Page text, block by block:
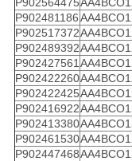
Р902481186
Р902517372
Р902489392
Р902427561
Р902422260
Р902422425
Р902416922
Р902413380
Р902461530
Р902447468